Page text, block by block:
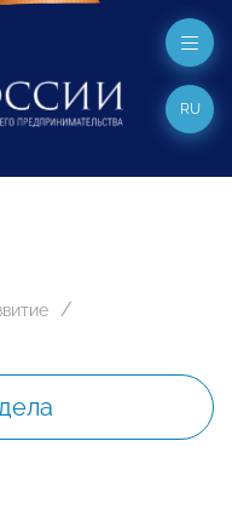
RU